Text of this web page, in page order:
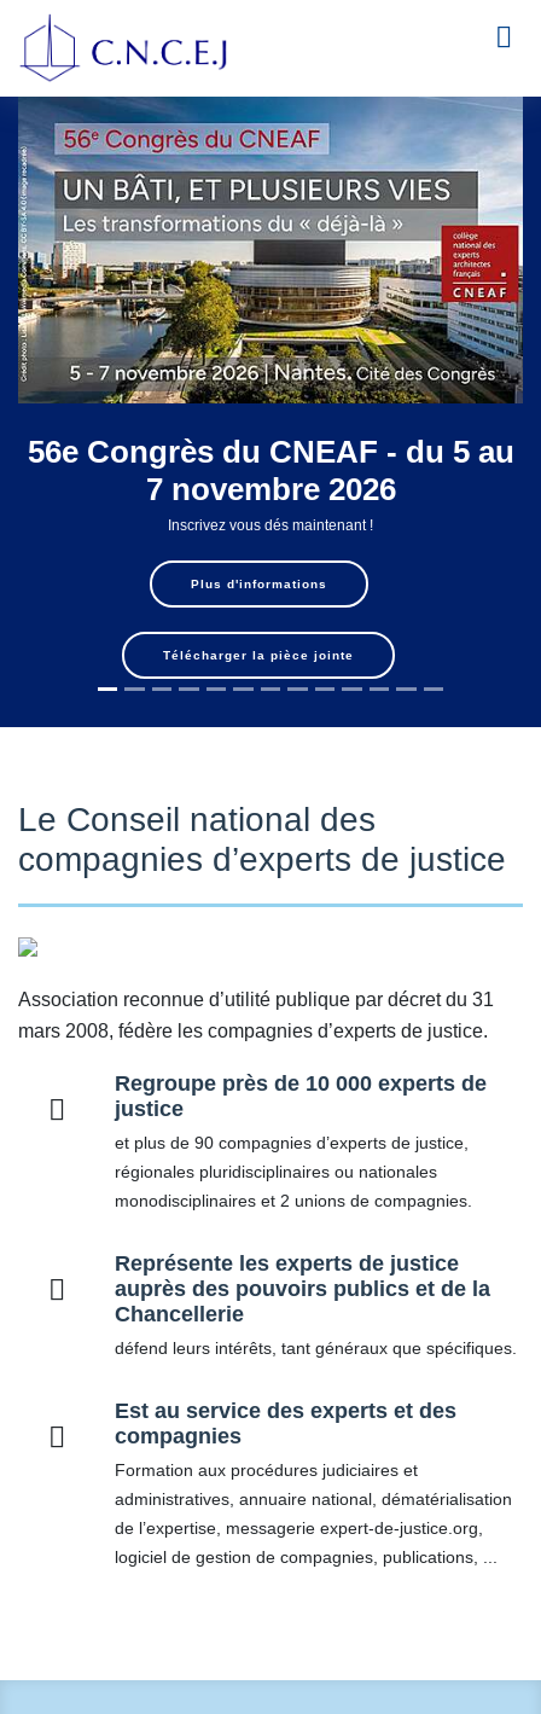
- du 5 au OUVERTURE DES
– CONGRÈS DU
Le Conseil National des Compagnies
les 19 et 20 novembre 2026 à la
Paris le thème : « Demain, comme
Le Conseil national des
compagnies d’experts de justice
Association reconnue d’utilité publique par décret du 31
mars 2008, fédère les compagnies d’experts de justice.
Regroupe près de 10 000 experts de
justice
et plus de 90 compagnies d’experts de justice,
régionales pluridisciplinaires ou nationales
monodisciplinaires et 2 unions de compagnies.
Représente les experts de justice
auprès des pouvoirs publics et de la
Chancellerie
défend leurs intérêts, tant généraux que spécifiques.
Est au service des experts et des
compagnies
Formation aux procédures judiciaires et
de l’expertise, messagerie expert-de-justice.org,
logiciel de gestion de compagnies, publications, ...